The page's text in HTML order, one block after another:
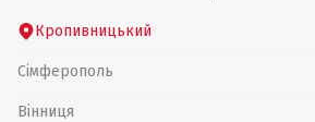
Кропивницький
Сімферополь
Вінниця